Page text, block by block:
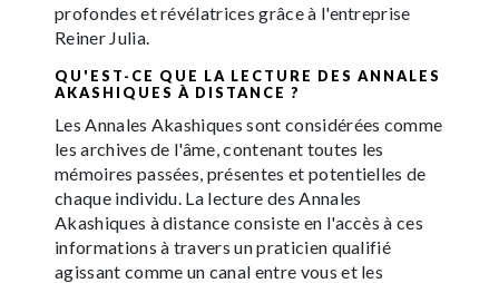
profondes et révélatrices grâce à l'entreprise
Reiner Julia.
QU'EST-CE QUE LA LECTURE DES ANNALES
AKASHIQUES À DISTANCE ?
Les Annales Akashiques sont considérées comme
les archives de l'âme, contenant toutes les
mémoires passées, présentes et potentielles de
chaque individu. La lecture des Annales
Akashiques à distance consiste en l'accès à ces
informations à travers un praticien qualifié
agissant comme un canal entre vous et les